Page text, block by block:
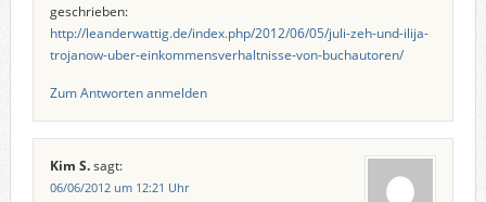
geschrieben:
http://leanderwattig.de/index.php/2012/06/05/juli-zeh-und-ilija-
trojanow-uber-einkommensverhaltnisse-von-buchautoren/
Zum Antworten anmelden
Kim S.sagt:
06/06/2012 um 12:21 Uhr